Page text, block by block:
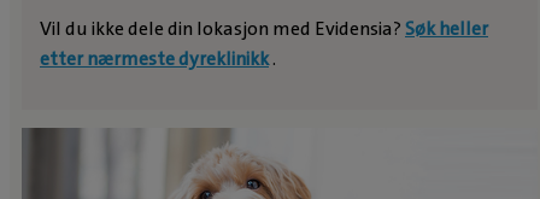
Vil du ikke dele din lokasjon med Evidensia?Søk heller
etter nærmeste dyreklinikk.